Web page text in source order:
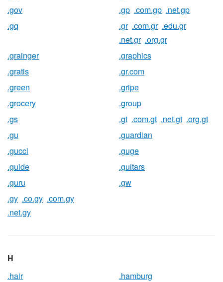
.gov
.gp .com.gp .net.gp
.gq
.gr .com.gr .edu.gr
.net.gr .org.gr
.grainger
.graphics
.gratis
.gr.com
.green
.gripe
.grocery
.group
.gs
.gt .com.gt .net.gt .org.gt
.gu
.guardian
.gucci
.guge
.guide
.guitars
.guru
.gw
.gy .co.gy .com.gy
.net.gy
H
.hair
.hamburg